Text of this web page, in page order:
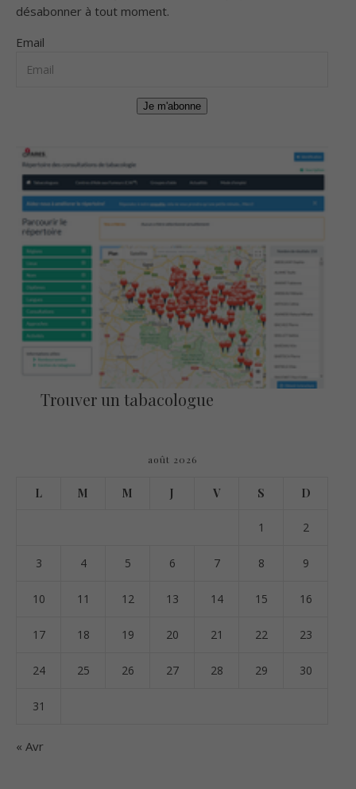
désabonner à tout moment.
Email
Je m'abonne
Trouver un tabacologue
août 2026
L M M J V S D
1 2
3 4 5 6 7 8 9
10 11 12 13 14 15 16
17 18 19 20 21 22 23
24 25 26 27 28 29 30
31
« Avr